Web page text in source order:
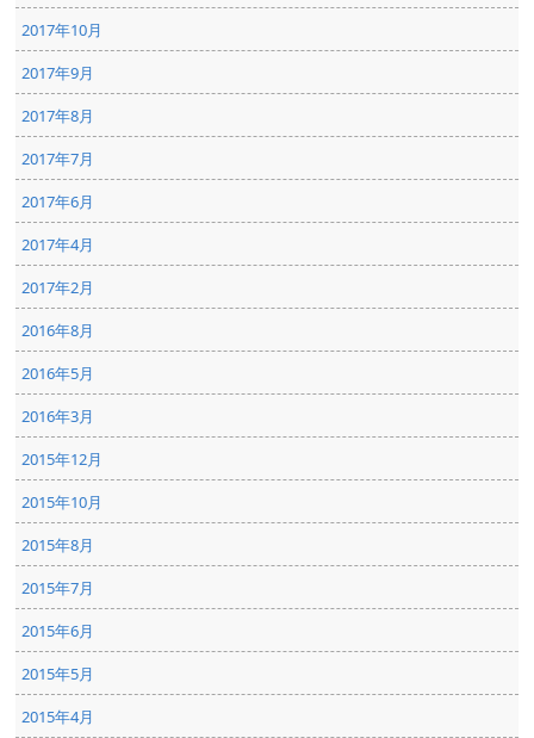
2017年10月
2017年9月
2017年8月
2017年7月
2017年6月
2017年4月
2017年2月
2016年8月
2016年5月
2016年3月
2015年12月
2015年10月
2015年8月
2015年7月
2015年6月
2015年5月
2015年4月